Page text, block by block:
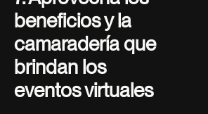
beneficios y la
camaradería que
brindan los
eventos virtuales